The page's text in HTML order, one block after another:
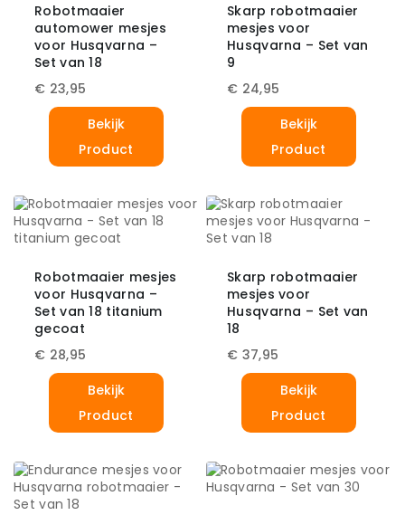
Robotmaaier
automower mesjes
voor Husqvarna –
Set van 18
€ 23,95
Bekijk
Product
Skarp robotmaaier
mesjes voor
Husqvarna – Set van
9
€ 24,95
Bekijk
Product
Robotmaaier mesjes
voor Husqvarna –
Set van 18 titanium
gecoat
€ 28,95
Bekijk
Product
Skarp robotmaaier
mesjes voor
Husqvarna – Set van
18
€ 37,95
Bekijk
Product